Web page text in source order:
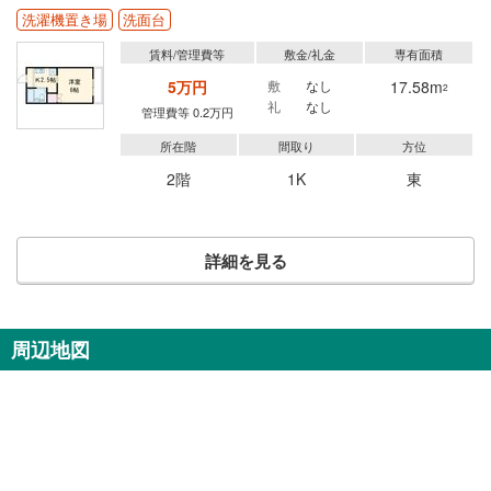
洗濯機置き場 洗面台
賃料/管理費等
5万円
管理費等 0.2万円
敷金/礼金
敷
なし
礼
なし
専有面積
17.58m2
所在階
2階
間取り
1K
方位
東
詳細を見る
周辺地図